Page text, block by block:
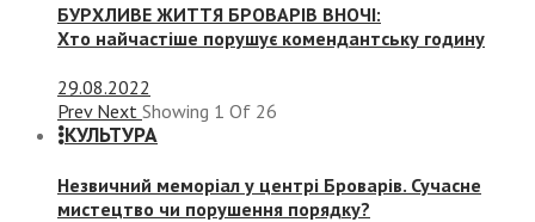
БУРХЛИВЕ ЖИТТЯ БРОВАРІВ ВНОЧІ:
Хто найчастіше порушує комендантську годину
29.08.2022
Prev Next Showing 1 Of 26
КУЛЬТУРА
Незвичний меморіал у центрі Броварів. Сучасне
мистецтво чи порушення порядку?